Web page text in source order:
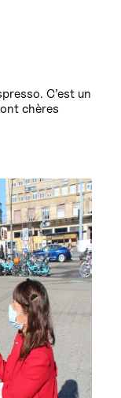
C’est un
chères